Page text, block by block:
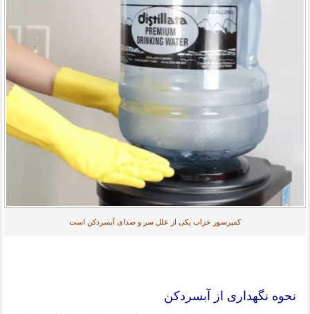
کمپرسور خراب یکی از علل سر و صدای آبسردکن است
نحوه نگهداری از آبسردکن